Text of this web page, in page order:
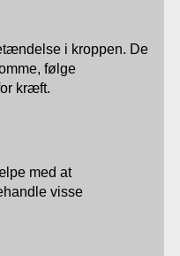
i kroppen. De
følge
kræft.
med at
visse